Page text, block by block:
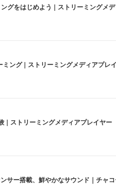
グをはじめよう | ストリーミングメ
ング | ストリーミングメディアプレ
ストリーミングメディアプレイヤー
サー搭載、鮮やかなサウンド｜チャ